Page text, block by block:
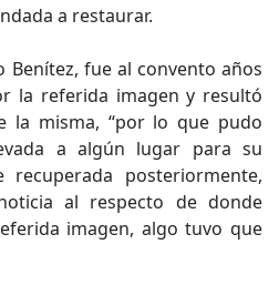
a restaurar.
Benítez, fue al convento años
la referida imagen y resultó
la misma, “por lo que pudo
a algún lugar para su
recuperada posteriormente,
al respecto de donde
imagen, algo tuvo que